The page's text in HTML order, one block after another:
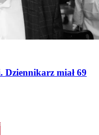
Dziennikarz miał 69